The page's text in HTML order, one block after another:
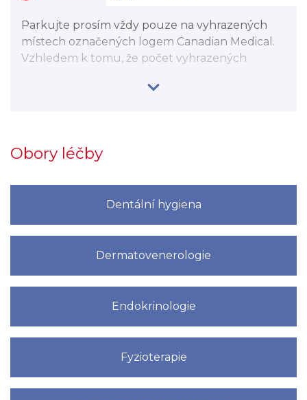
Parkujte prosím vždy pouze na vyhrazených
místech označených logem Canadian Medical.
Vzhledem k tomu, že počet vyhrazených
garantovat, že budete vždy moci v garážích
Obory léčby
Dentální hygiena
Dermatovenerologie
Endokrinologie
Fyzioterapie